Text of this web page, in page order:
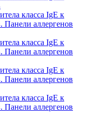
класса IgE к
Панели аллергенов
класса IgE к
Панели аллергенов
класса IgE к
Панели аллергенов
класса IgE к
Панели аллергенов